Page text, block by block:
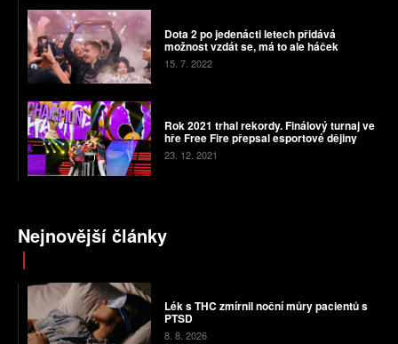
Dota 2 po jedenácti letech přidává
možnost vzdát se, má to ale háček
15. 7. 2022
Rok 2021 trhal rekordy. Finálový turnaj ve
hře Free Fire přepsal esportové dějiny
23. 12. 2021
Nejnovější články
Lék s THC zmírnil noční můry pacientů s
PTSD
8. 8. 2026